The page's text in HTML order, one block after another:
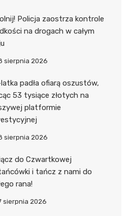
Policja zaostrza kontrole
na drogach w całym
sierpnia 2026
padła ofiarą oszustów,
53 tysiące złotych na
platformie
sierpnia 2026
do Czwartkowej
i tańcz z nami do
rana!
sierpnia 2026